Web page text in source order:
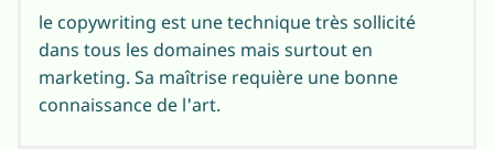
le copywriting est une technique très sollicité
dans tous les domaines mais surtout en
marketing. Sa maîtrise requière une bonne
connaissance de l'art.